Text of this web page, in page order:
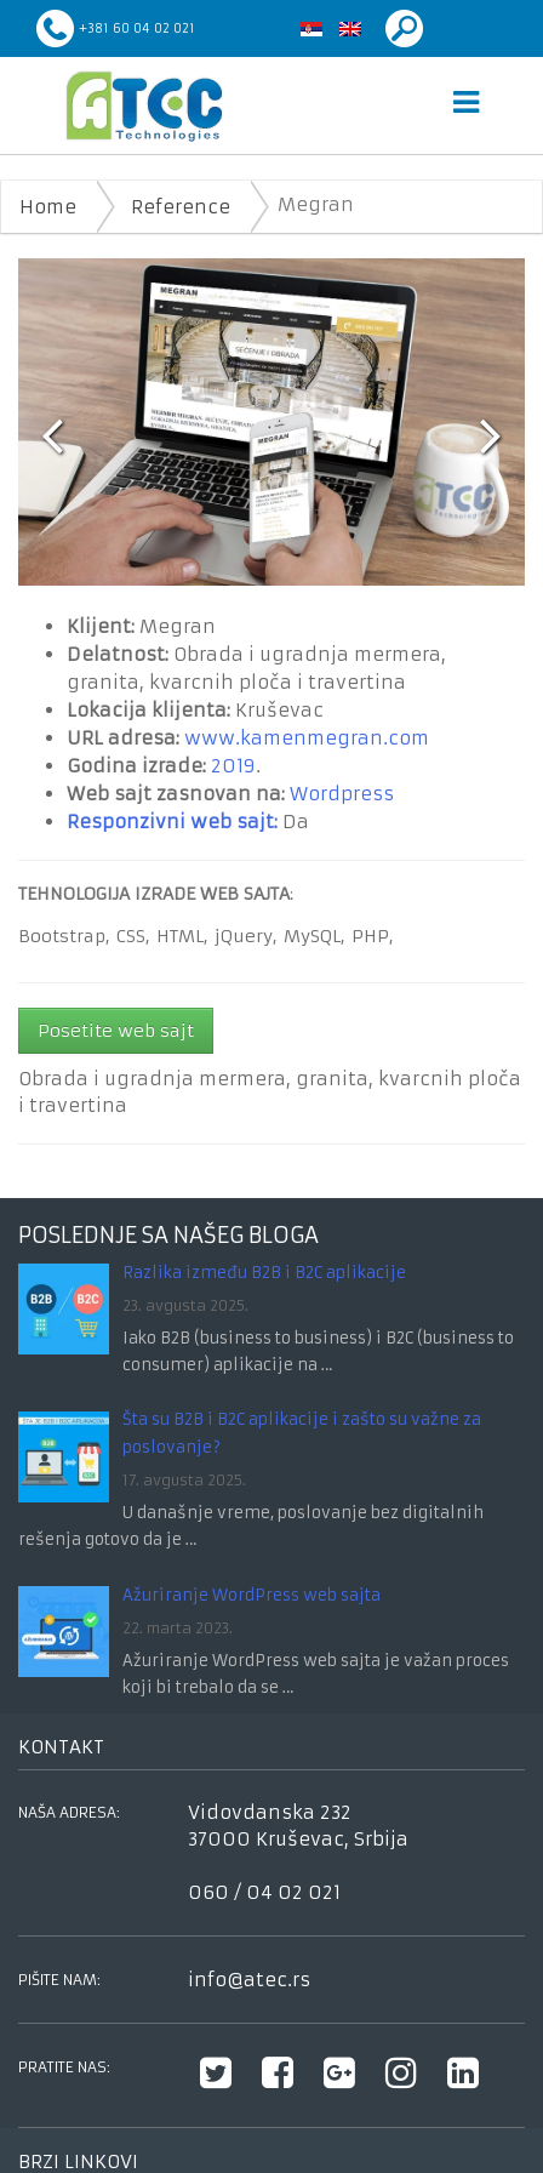
+381 60 04 02 021
Home Reference Megran
Klijent: Megran
Delatnost: Obrada i ugradnja mermera,
granita, kvarcnih ploča i travertina
Lokacija klijenta: Kruševac
URL adresa: www.kamenmegran.com
Godina izrade: 2019.
Web sajt zasnovan na: Wordpress
Responzivni web sajt: Da
TEHNOLOGIJA IZRADE WEB SAJTA:
Bootstrap, CSS, HTML, jQuery, MySQL, PHP,
Posetite web sajt
Obrada i ugradnja mermera, granita, kvarcnih ploča
i travertina
POSLEDNJE SA NAŠEG BLOGA
Razlika između B2B i B2C aplikacije
23. avgusta 2025.
Iako B2B (business to business) i B2C (business to
consumer) aplikacije na …
Šta su B2B i B2C aplikacije i zašto su važne za
poslovanje?
17. avgusta 2025.
U današnje vreme, poslovanje bez digitalnih
rešenja gotovo da je …
Ažuriranje WordPress web sajta
22. marta 2023.
Ažuriranje WordPress web sajta je važan proces
koji bi trebalo da se …
KONTAKT
NAŠA ADRESA:
Vidovdanska 232
37000 Kruševac, Srbija
060 / 04 02 021
PIŠITE NAM: info@atec.rs
PRATITE NAS:
BRZI LINKOVI